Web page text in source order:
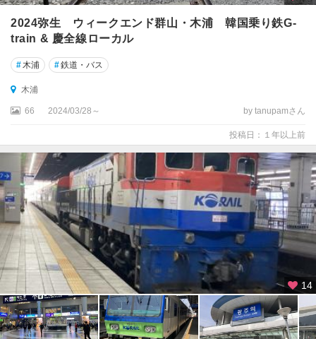
2024弥生 ウィークエンド群山・木浦 韓国乗り鉄G-
train & 慶全線ローカル
#木浦 #鉄道・バス
木浦
66 2024/03/28～ by tanupamさん
投稿日：１年以上前
14